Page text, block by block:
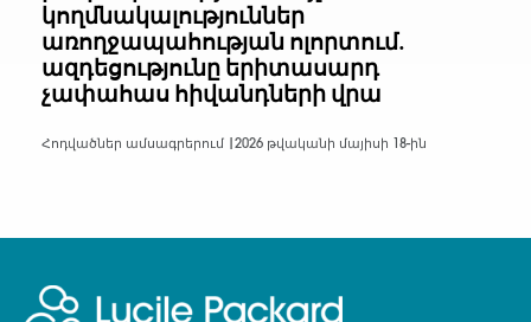
կողմնակալություններ
առողջապահության ոլորտում.
ազդեցությունը երիտասարդ
չափահաս հիվանդների վրա
Հոդվածներ ամսագրերում | 2026 թվականի մայիսի 18-ին